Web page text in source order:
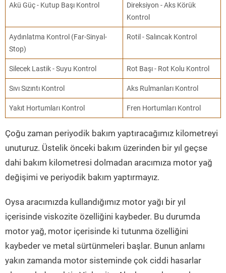
Akü Güç - Kutup Başı Kontrol
Direksiyon - Aks Körük
Kontrol
Aydınlatma Kontrol (Far-Sinyal-
Stop)
Rotil - Salıncak Kontrol
Silecek Lastik - Suyu Kontrol Rot Başı - Rot Kolu Kontrol
Sıvı Sızıntı Kontrol Aks Rulmanları Kontrol
Yakıt Hortumları Kontrol Fren Hortumları Kontrol
Çoğu zaman periyodik bakım yaptıracağımız kilometreyi
unuturuz. Üstelik önceki bakım üzerinden bir yıl geçse
dahi bakım kilometresi dolmadan aracımıza motor yağ
değişimi ve periyodik bakım yaptırmayız.
Oysa aracımızda kullandığımız motor yağı bir yıl
içerisinde viskozite özelliğini kaybeder. Bu durumda
motor yağ, motor içerisinde ki tutunma özelliğini
kaybeder ve metal sürtünmeleri başlar. Bunun anlamı
yakın zamanda motor sisteminde çok ciddi hasarlar